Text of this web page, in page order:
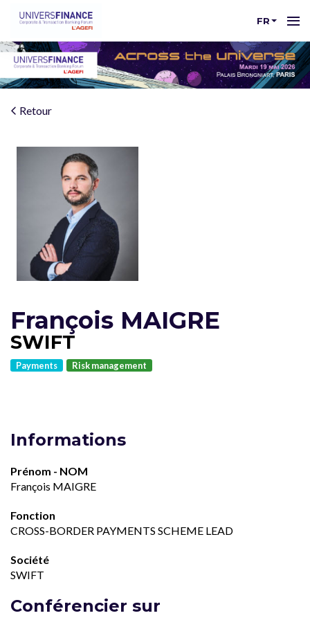
FR
Retour
François MAIGRE
SWIFT
Payments Risk management
Informations
Prénom - NOM
François MAIGRE
Fonction
CROSS-BORDER PAYMENTS SCHEME LEAD
Société
SWIFT
Conférencier sur